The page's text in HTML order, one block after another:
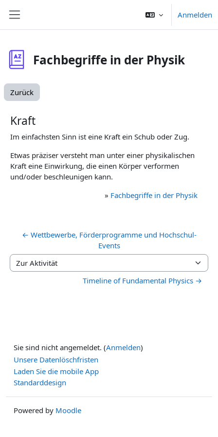
Anmelden
Fachbegriffe in der Physik
Zurück
Kraft
Im einfachsten Sinn ist eine Kraft ein Schub oder Zug.
Etwas präziser versteht man unter einer physikalischen
Kraft eine Einwirkung, die einen Körper verformen
und/oder beschleunigen kann.
» Fachbegriffe in der Physik
← Wettbewerbe, Förderprogramme und Hochschul-
Events
Zur Aktivität
Timeline of Fundamental Physics →
Sie sind nicht angemeldet. (Anmelden)
Unsere Datenlöschfristen
Laden Sie die mobile App
Standarddesign
Powered by Moodle